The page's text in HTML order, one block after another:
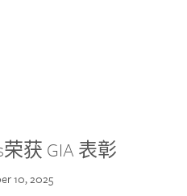
荣获 GIA 表彰
10, 2025